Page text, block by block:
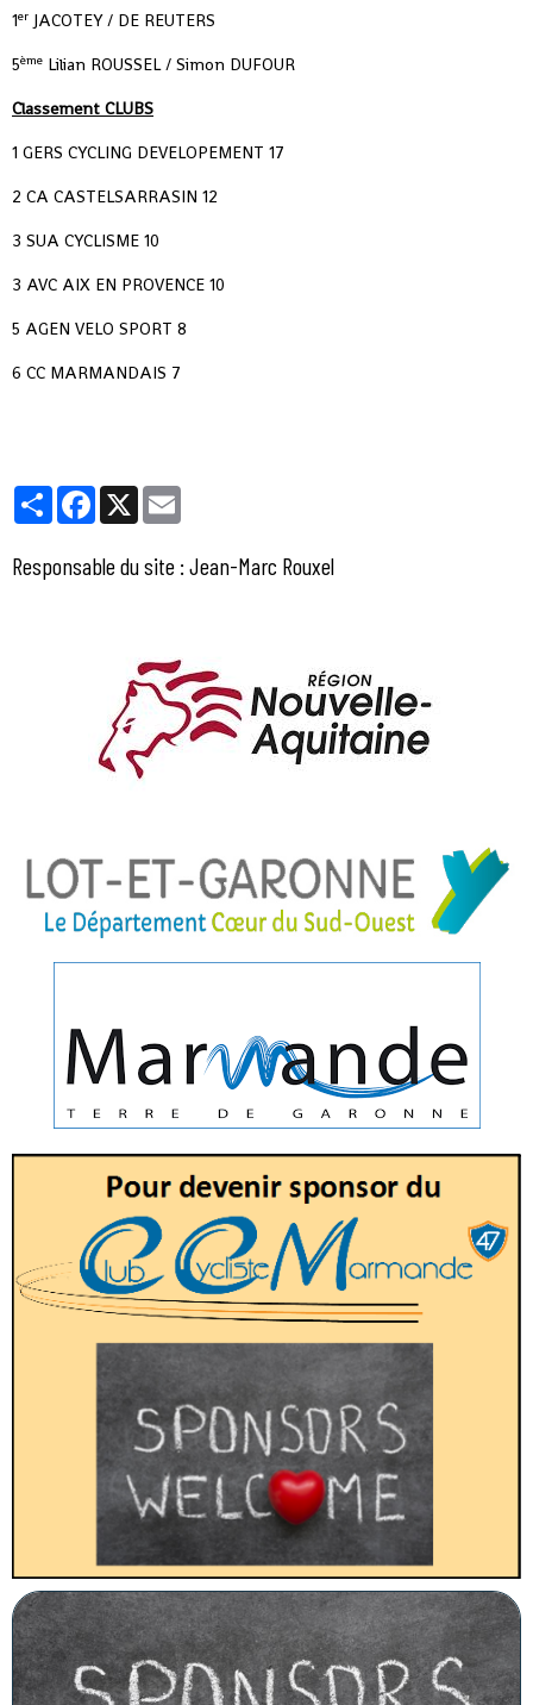
1er JACOTEY / DE REUTERS
5ème Lilian ROUSSEL / Simon DUFOUR
Classement CLUBS
1 GERS CYCLING DEVELOPEMENT 17
2 CA CASTELSARRASIN 12
3 SUA CYCLISME 10
3 AVC AIX EN PROVENCE 10
5 AGEN VELO SPORT 8
6 CC MARMANDAIS 7
PartagerFacebook
X
Responsable du site : Jean-Marc Rouxel